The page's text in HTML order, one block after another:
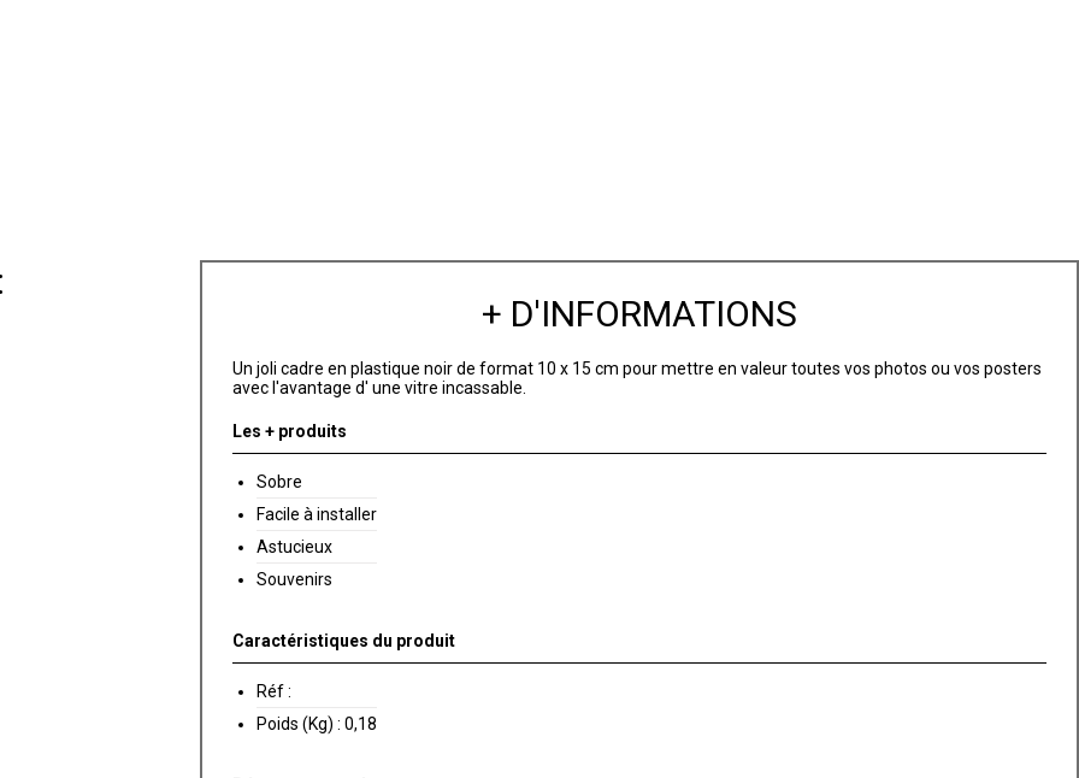
+ D'INFORMATIONS
Un joli cadre en plastique noir de format 10 x 15 cm pour mettre en valeur toutes vos photos ou vos posters
avec l'avantage d' une vitre incassable.
Les + produits
Sobre
Facile à installer
Astucieux
Souvenirs
Caractéristiques du produit
Réf :
Poids (Kg) : 0,18